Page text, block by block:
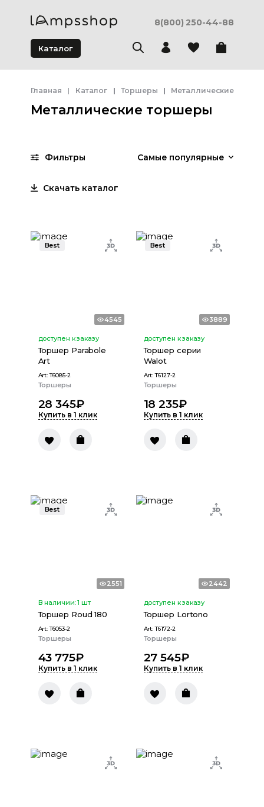
8(800) 250-44-88
Каталог
Главная Каталог Торшеры Металлические
Металлические торшеры
Фильтры Самые популярные
Скачать каталог
Best
4545
доступен к заказу
Торшер Рarabole
Art
Art:T6085-2
Торшеры
28 345₽
Купить в 1 клик
Best
3889
доступен к заказу
Торшер серии
Walot
Art:T6127-2
Торшеры
18 235₽
Купить в 1 клик
Best
2551
В наличии:1 шт
Торшер Roud 180
Art:T6053-2
Торшеры
43 775₽
Купить в 1 клик
2442
доступен к заказу
Торшер Lortono
Art:T6172-2
Торшеры
27 545₽
Купить в 1 клик